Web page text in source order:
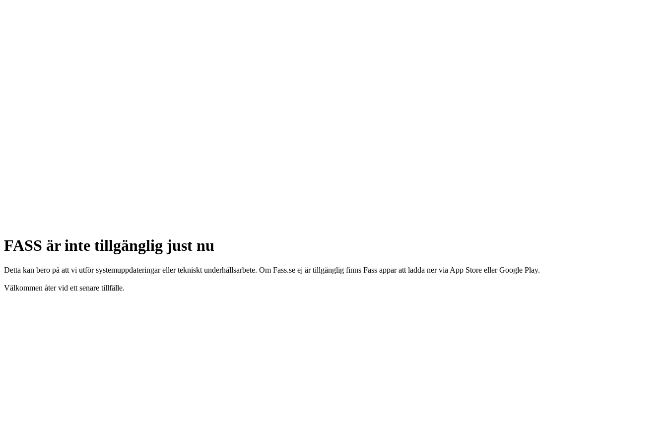
FASS är inte tillgänglig just nu
Detta kan bero på att vi utför systemuppdateringar eller tekniskt underhållsarbete. Om Fass.se ej är tillgänglig finns Fass appar att ladda ner via App Store eller Google Play.
Välkommen åter vid ett senare tillfälle.